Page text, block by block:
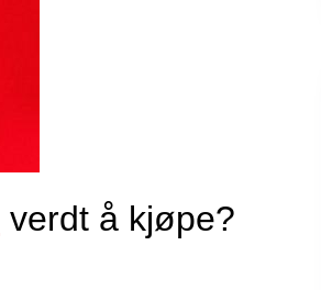
verdt å kjøpe?